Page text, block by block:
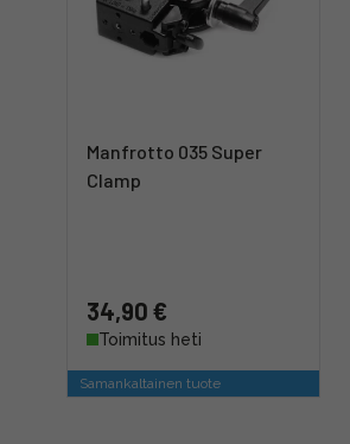
Manfrotto 035 Super
Clamp
34,90 €
Toimitus heti
Samankaltainen tuote